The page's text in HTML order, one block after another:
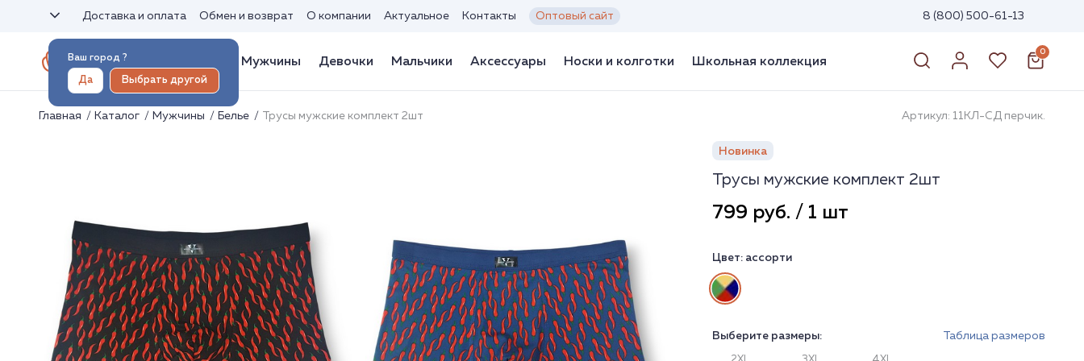
Ваш город ?
Да Выбрать другой
Доставка и оплата Обмен и возврат О компании Актуальное Контакты Оптовый сайт 8 (800) 500-61-13
Мужчины Девочки Мальчики Аксессуары Носки и колготки Школьная коллекция
0
Главная Каталог Мужчины Белье Трусы мужские комплект 2шт Артикул: 11КЛ-СД перчик.
Новинка
Трусы мужские комплект 2шт
799 руб. / 1 шт
Цвет: ассорти
Выберите размеры: Таблица размеров